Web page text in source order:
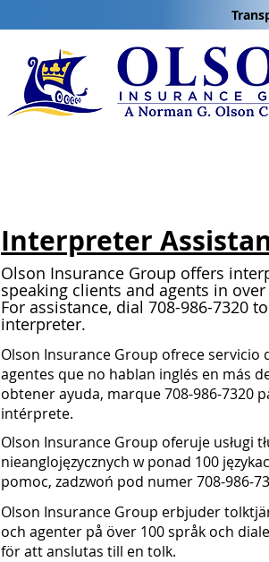
Interpreter
Olson Insurance Group offers
speaking clients and agents in
For assistance, dial 708-986-7320
interpreter.
Olson Insurance Group ofrece
agentes que no hablan inglés en más
obtener ayuda, marque 708-986-7320
intérprete.
Olson Insurance Group oferuje usługi
nieanglojęzycznych w ponad 100
pomoc, zadzwoń pod numer 708-986-
Olson Insurance Group erbjuder
och agenter på över 100 språk och
för att anslutas till en tolk.